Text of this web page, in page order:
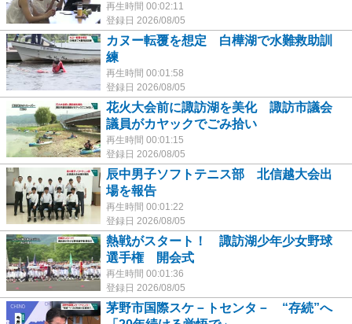
再生時間 00:02:11
登録日 2026/08/05
カヌー転覆を想定 白樺湖で水難救助訓
練
再生時間 00:01:58
登録日 2026/08/05
花火大会前に諏訪湖を美化 諏訪市議会
議員がカヤックでごみ拾い
再生時間 00:01:15
登録日 2026/08/05
辰中男子ソフトテニス部 北信越大会出
場を報告
再生時間 00:01:22
登録日 2026/08/05
熱戦がスタート！ 諏訪湖少年少女野球
選手権 開会式
再生時間 00:01:36
登録日 2026/08/05
茅野市国際スケ－トセンタ－ “存続”へ